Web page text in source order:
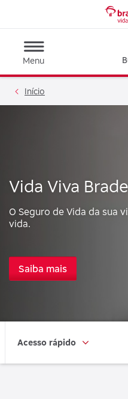
Menu
Início
Vida Viva
O Seguro de Vida da sua
vida.
Saiba mais
Acesso rápido